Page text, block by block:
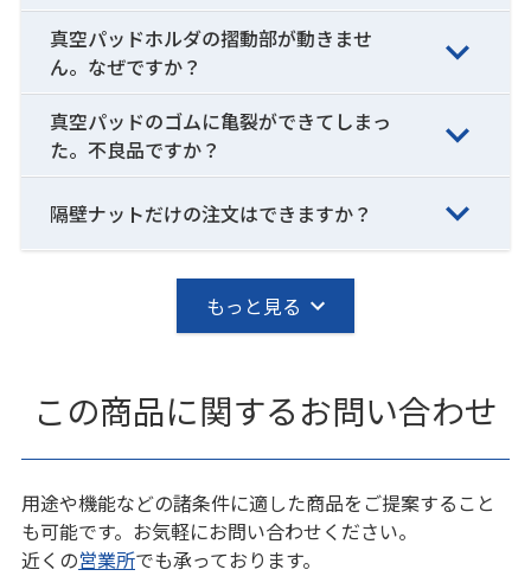
真空パッドホルダの摺動部が動きませ
ん。なぜですか？
真空パッドのゴムに亀裂ができてしまっ
た。不良品ですか？
隔壁ナットだけの注文はできますか？
もっと見る
この商品に関するお問い合わせ
用途や機能などの諸条件に適した商品をご提案すること
も可能です。お気軽にお問い合わせください。
近くの営業所でも承っております。